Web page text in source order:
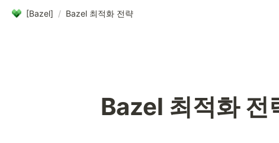
[Bazel] / Bazel 최적화 전략
Bazel 최적화 전